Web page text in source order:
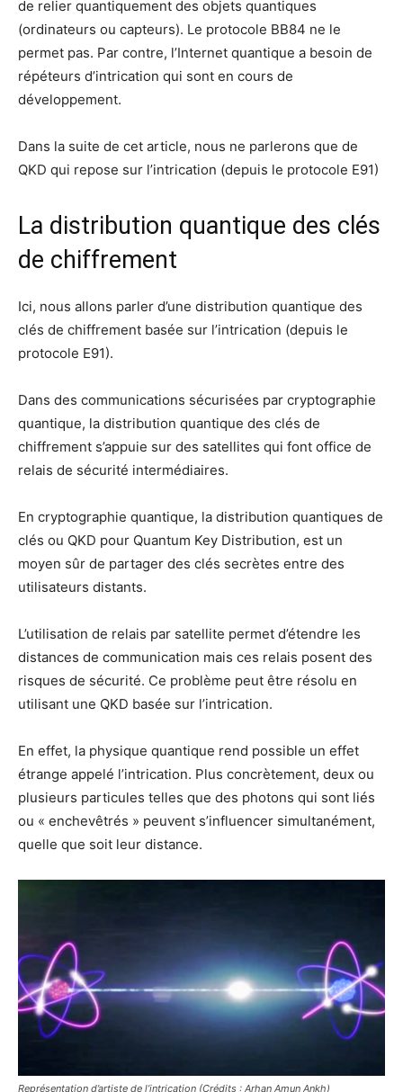
de relier quantiquement des objets quantiques
(ordinateurs ou capteurs). Le protocole BB84 ne le
permet pas. Par contre, l’Internet quantique a besoin de
répéteurs d’intrication qui sont en cours de
développement.
Dans la suite de cet article, nous ne parlerons que de
QKD qui repose sur l’intrication (depuis le protocole E91)
La distribution quantique des clés
de chiffrement
Ici, nous allons parler d’une distribution quantique des
clés de chiffrement basée sur l’intrication (depuis le
protocole E91).
Dans des communications sécurisées par cryptographie
quantique, la distribution quantique des clés de
chiffrement s’appuie sur des satellites qui font office de
relais de sécurité intermédiaires.
En cryptographie quantique, la distribution quantiques de
clés ou QKD pour Quantum Key Distribution, est un
moyen sûr de partager des clés secrètes entre des
utilisateurs distants.
L’utilisation de relais par satellite permet d’étendre les
distances de communication mais ces relais posent des
risques de sécurité. Ce problème peut être résolu en
utilisant une QKD basée sur l’intrication.
En effet, la physique quantique rend possible un effet
étrange appelé l’intrication. Plus concrètement, deux ou
plusieurs particules telles que des photons qui sont liés
ou « enchevêtrés » peuvent s’influencer simultanément,
quelle que soit leur distance.
Représentation d’artiste de l’intrication (Crédits : Arhan Amun Ankh)